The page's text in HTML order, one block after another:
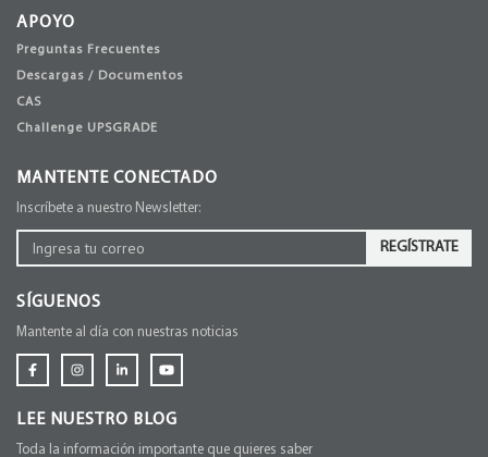
APOYO
Preguntas Frecuentes
Descargas / Documentos
CAS
Challenge UPSGRADE
MANTENTE CONECTADO
Inscríbete a nuestro Newsletter:
REGÍSTRATE
SÍGUENOS
Mantente al día con nuestras noticias
LEE NUESTRO BLOG
Toda la información importante que quieres saber